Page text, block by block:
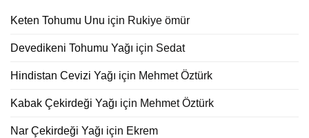
Keten Tohumu Unu için Rukiye ömür
Devedikeni Tohumu Yağı için Sedat
Hindistan Cevizi Yağı için Mehmet Öztürk
Kabak Çekirdeği Yağı için Mehmet Öztürk
Nar Çekirdeği Yağı için Ekrem